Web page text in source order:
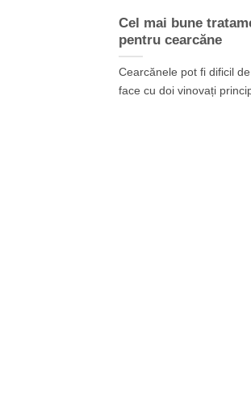
Cel mai bune
pentru cearcăne
Cearcănele pot fi dificil
face cu doi vinovați